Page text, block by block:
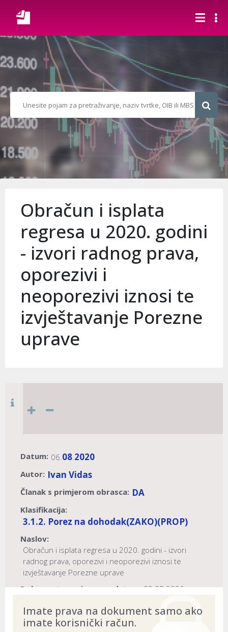
Obračun i isplata
regresa u 2020. godini
- izvori radnog prava,
oporezivi i
neoporezivi iznosi te
izvještavanje Porezne
uprave
Datum: 06.08.2020
Autor: Ivan Vidas
Članak s primjerom obrasca: DA
Klasifikacija:
3.1.2. Porez na dohodak(ZAKO)(PROP)
Naslov:
Obračun i isplata regresa u 2020. godini - izvori
radnog prava, oporezivi i neoporezivi iznosi te
izvještavanje Porezne uprave
Dokument provjeren na datum:
03.08.2026
Imate prava na dokument samo ako
imate korisnički račun.